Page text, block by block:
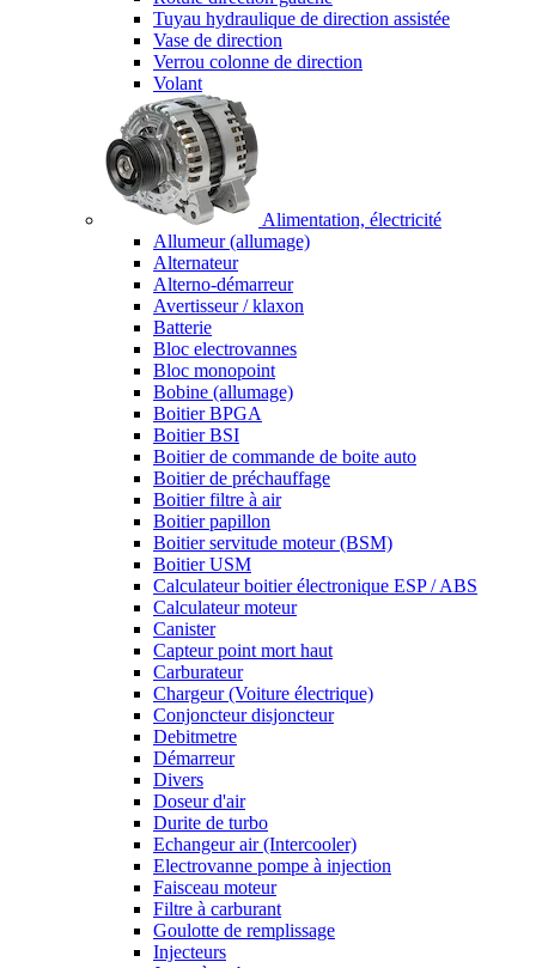
Tuyau hydraulique de direction assistée
Vase de direction
Verrou colonne de direction
Volant
Alimentation, électricité
Allumeur (allumage)
Alternateur
Alterno-démarreur
Avertisseur / klaxon
Batterie
Bloc electrovannes
Bloc monopoint
Bobine (allumage)
Boitier BPGA
Boitier BSI
Boitier de commande de boite auto
Boitier de préchauffage
Boitier filtre à air
Boitier papillon
Boitier servitude moteur (BSM)
Boitier USM
Calculateur boitier électronique ESP / ABS
Calculateur moteur
Canister
Capteur point mort haut
Carburateur
Chargeur (Voiture électrique)
Conjoncteur disjoncteur
Debitmetre
Démarreur
Divers
Doseur d'air
Durite de turbo
Echangeur air (Intercooler)
Electrovanne pompe à injection
Faisceau moteur
Filtre à carburant
Goulotte de remplissage
Injecteurs